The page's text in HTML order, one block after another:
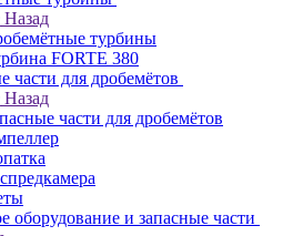
Назад
турбины
FORTE 380
части для дробемётов
Назад
части для дробемётов
оборудование и запасные части